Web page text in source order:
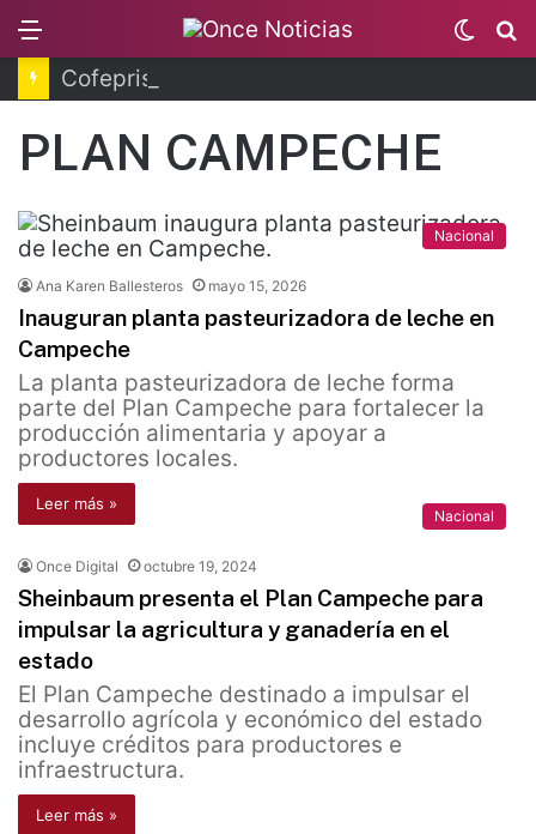
Switch
skin
PLAN CAMPECHE
Nacional
Ana Karen Ballesteros mayo 15, 2026
Inauguran planta pasteurizadora de leche en
Campeche
La planta pasteurizadora de leche forma
parte del Plan Campeche para fortalecer la
producción alimentaria y apoyar a
productores locales.
Leer más »
Nacional
Once Digital octubre 19, 2024
Sheinbaum presenta el Plan Campeche para
impulsar la agricultura y ganadería en el
estado
El Plan Campeche destinado a impulsar el
desarrollo agrícola y económico del estado
incluye créditos para productores e
infraestructura.
Leer más »